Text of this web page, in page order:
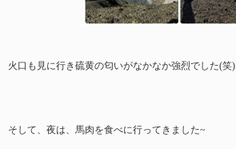
火口も見に行き硫黄の匂いがなかなか強烈でした(笑)
そして、夜は、馬肉を食べに行ってきました~